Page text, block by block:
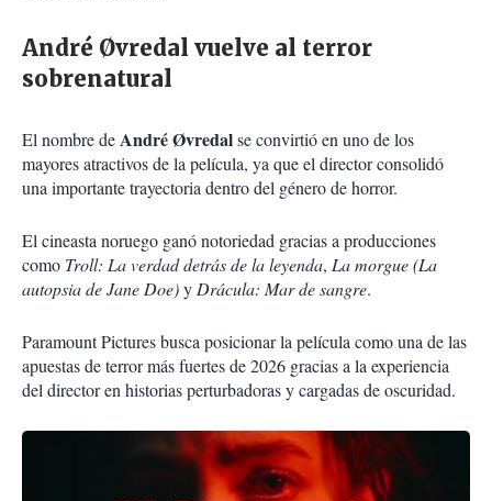
André Øvredal vuelve al terror
sobrenatural
El nombre deAndré Øvredalse convirtió en uno de los
mayores atractivos de la película, ya que el director consolidó
una importante trayectoria dentro del género de horror.
El cineasta noruego ganó notoriedad gracias a producciones
como Troll: La verdad detrás de la leyenda, La morgue (La
autopsia de Jane Doe)y Drácula: Mar de sangre.
Paramount Pictures busca posicionar la película como una de las
apuestas de terror más fuertes de 2026 gracias a la experiencia
del director en historias perturbadoras y cargadas de oscuridad.